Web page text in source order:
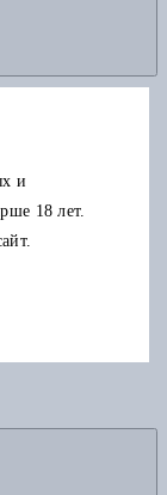
и
18 лет.